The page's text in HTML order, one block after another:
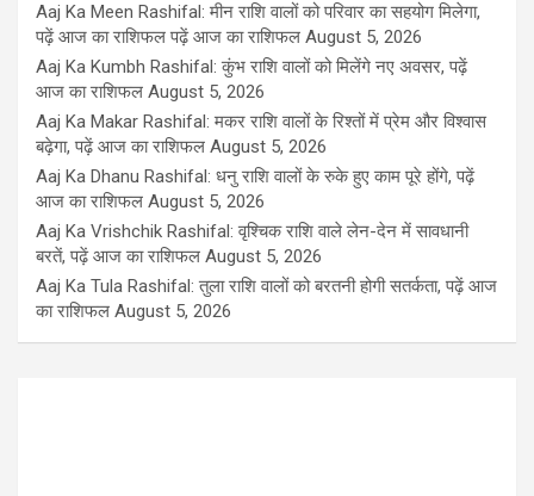
Aaj Ka Meen Rashifal: मीन राशि वालों को परिवार का सहयोग मिलेगा,
पढ़ें आज का राशिफल पढ़ें आज का राशिफल August 5, 2026
Aaj Ka Kumbh Rashifal: कुंभ राशि वालों को मिलेंगे नए अवसर, पढ़ें
आज का राशिफल August 5, 2026
Aaj Ka Makar Rashifal: मकर राशि वालों के रिश्तों में प्रेम और विश्वास
बढ़ेगा, पढ़ें आज का राशिफल August 5, 2026
Aaj Ka Dhanu Rashifal: धनु राशि वालों के रुके हुए काम पूरे होंगे, पढ़ें
आज का राशिफल August 5, 2026
Aaj Ka Vrishchik Rashifal: वृश्चिक राशि वाले लेन-देन में सावधानी
बरतें, पढ़ें आज का राशिफल August 5, 2026
Aaj Ka Tula Rashifal: तुला राशि वालों को बरतनी होगी सतर्कता, पढ़ें आज
का राशिफल August 5, 2026